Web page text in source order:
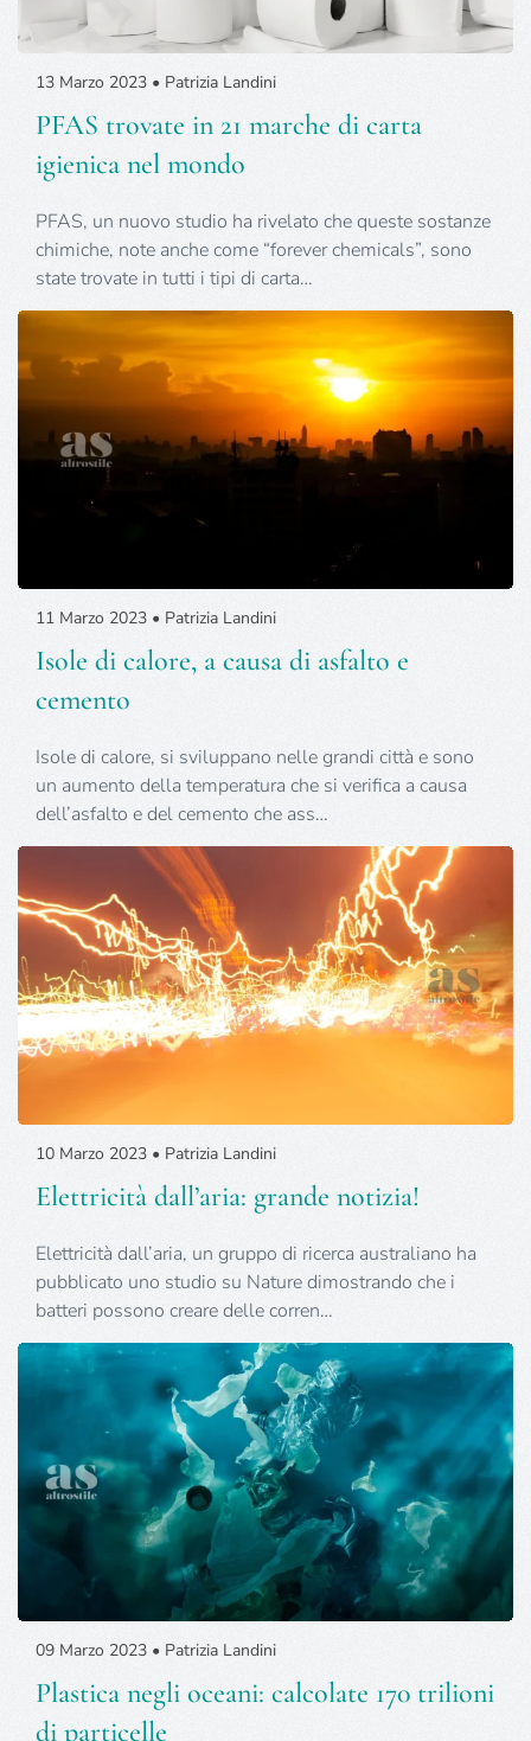
13 Marzo 2023 • Patrizia Landini
PFAS trovate in 21 marche di carta
igienica nel mondo
PFAS, un nuovo studio ha rivelato che queste sostanze
chimiche, note anche come “forever chemicals”, sono
state trovate in tutti i tipi di carta…
11 Marzo 2023 • Patrizia Landini
Isole di calore, a causa di asfalto e
cemento
Isole di calore, si sviluppano nelle grandi città e sono
un aumento della temperatura che si verifica a causa
dell’asfalto e del cemento che ass…
10 Marzo 2023 • Patrizia Landini
Elettricità dall’aria: grande notizia!
Elettricità dall’aria, un gruppo di ricerca australiano ha
pubblicato uno studio su Nature dimostrando che i
batteri possono creare delle corren…
09 Marzo 2023 • Patrizia Landini
Plastica negli oceani: calcolate 170 trilioni
di particelle